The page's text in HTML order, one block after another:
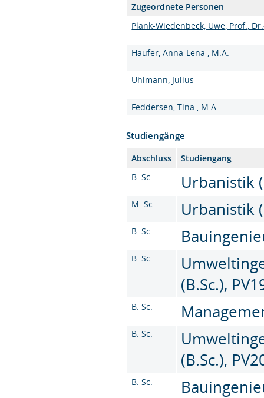
Zugeordnete Personen
Plank-Wiedenbeck, Uwe, Prof.,
Haufer, Anna-Lena , M.A.
Uhlmann, Julius
Feddersen, Tina , M.A.
Studiengänge
Abschluss
Studiengang
B. Sc.
Urbanistik
M. Sc. Urbanistik
B. Sc.
B. Sc.
(B.Sc.),
B. Sc.
B. Sc.
(B.Sc.),
B. Sc.